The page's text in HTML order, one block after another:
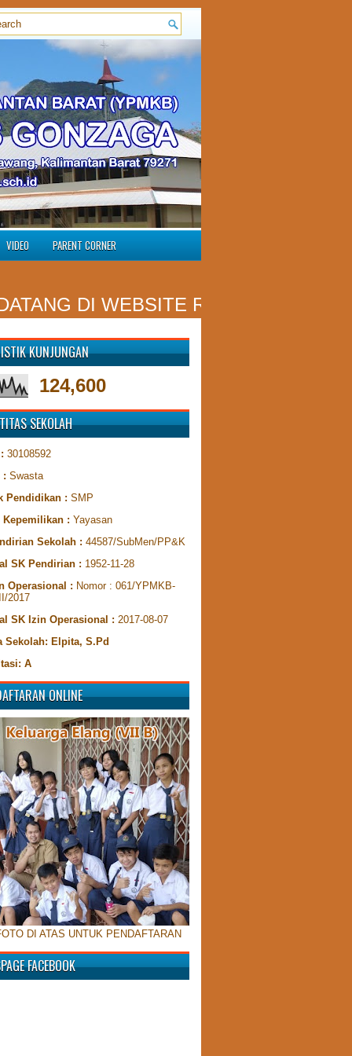
VIDEO PARENT CORNER
DI WEBSITE RESMI SMP ST.
KUNJUNGAN
124,600
SEKOLAH
30108592
: Swasta
Pendidikan : SMP
Kepemilikan : Yayasan
Sekolah : 44587/SubMen/PP&K
SK Pendirian : 1952-11-28
Operasional : Nomor : 061/YPMKB-
2017
SK Izin Operasional : 2017-08-07
Sekolah: Elpita, S.Pd
A
ONLINE
DI ATAS UNTUK PENDAFTARAN
FACEBOOK